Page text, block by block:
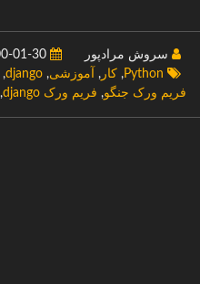
سروش مرادپور
Python
, کار , آموزشی,
django
,
فریم ورک جنگو, فریم ورک django ,